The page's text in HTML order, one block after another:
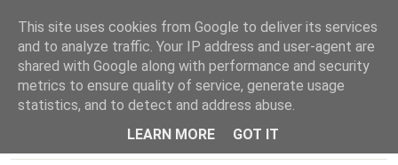
☰ Menu
This site uses cookies from Google to deliver its services
and to analyze traffic. Your IP address and user-agent are
shared with Google along with performance and security
metrics to ensure quality of service, generate usage
statistics, and to detect and address abuse.
LEARN MORE
GOT IT